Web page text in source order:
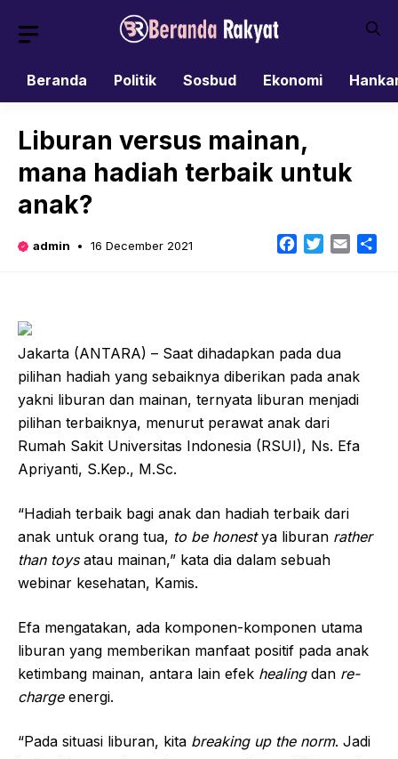
Beranda
Politik Sosbud Ekonomi
Liburan versus mainan,
mana hadiah terbaik untuk
anak?
admin 16 December 2021 Facebook
TwitterEmail
Jakarta (ANTARA) – Saat dihadapkan pada dua
pilihan hadiah yang sebaiknya diberikan pada anak
yakni liburan dan mainan, ternyata liburan menjadi
pilihan terbaiknya, menurut perawat anak dari
Rumah Sakit Universitas Indonesia (RSUI), Ns. Efa
Apriyanti, S.Kep., M.Sc.
“Hadiah terbaik bagi anak dan hadiah terbaik dari
anak untuk orang tua, to be honestya liburan rather
than toysatau mainan,” kata dia dalam sebuah
webinar kesehatan, Kamis.
Efa mengatakan, ada komponen-komponen utama
liburan yang memberikan manfaat positif pada anak
ketimbang mainan, antara lain efek healing dan re-
chargeenergi.
“Pada situasi liburan, kita breaking up the norm. Jadi